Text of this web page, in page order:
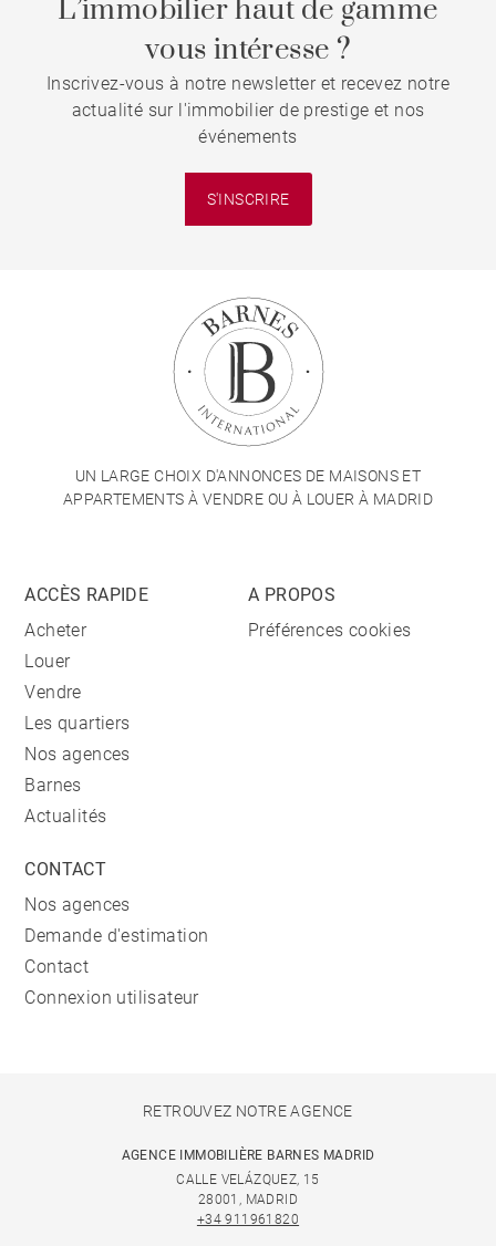
L’immobilier haut de gamme
vous intéresse ?
Inscrivez-vous à notre newsletter et recevez notre
actualité sur l'immobilier de prestige et nos
événements
S'INSCRIRE
UN LARGE CHOIX D'ANNONCES DE MAISONS ET
APPARTEMENTS À VENDRE OU À LOUER À MADRID
ACCÈS RAPIDE
Acheter
Louer
Vendre
Les quartiers
Nos agences
Barnes
Actualités
A PROPOS
Préférences cookies
CONTACT
Nos agences
Demande d'estimation
Contact
Connexion utilisateur
RETROUVEZ NOTRE AGENCE
AGENCE IMMOBILIÈRE BARNES MADRID
CALLE VELÁZQUEZ, 15
28001, MADRID
+34 911961820